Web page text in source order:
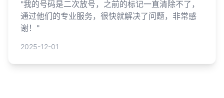
"我的号码是二次放号，之前的标记一直清除不了，
通过他们的专业服务，很快就解决了问题，非常感
谢！"
2025-12-01